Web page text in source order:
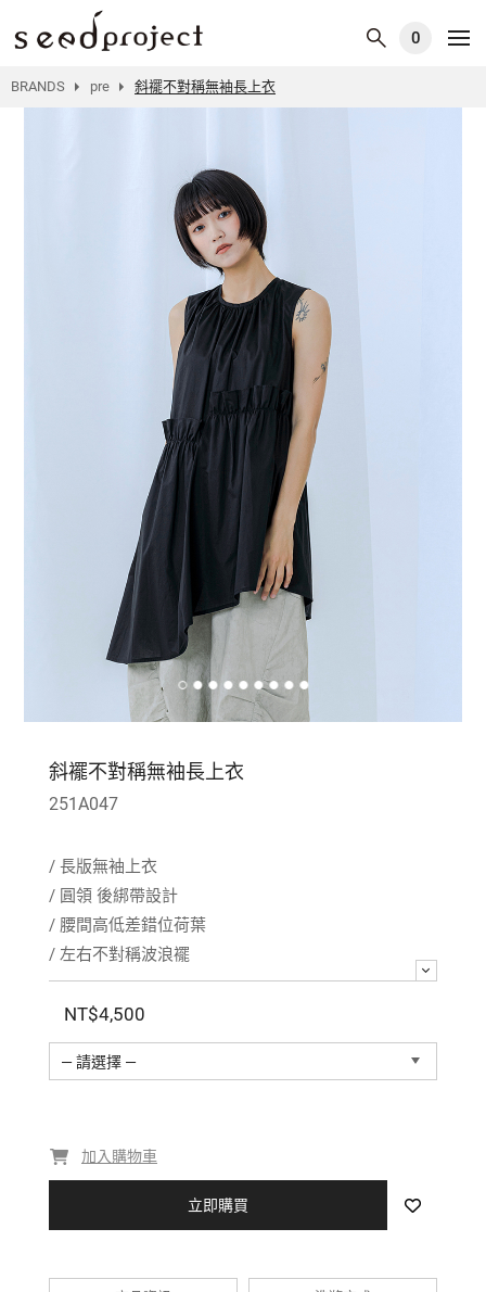
0
BRANDS pre 斜襬不對稱無袖長上衣
斜襬不對稱無袖長上衣
251A047
/ 長版無袖上衣
/ 圓領 後綁帶設計
/ 腰間高低差錯位荷葉
/ 左右不對稱波浪襬
/ 自然垂墜 走動間展現律動美感
NT$4,500
— 請選擇 —
加入購物車
立即購買